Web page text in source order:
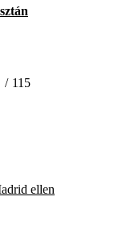
/ 115
ellen